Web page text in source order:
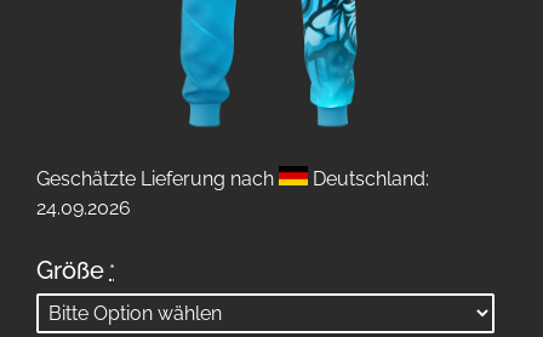
Geschätzte Lieferung nach
Deutschland:
24.09.2026
Größe *